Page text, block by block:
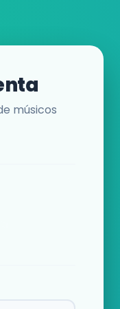
músicos